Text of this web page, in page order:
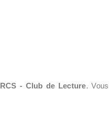
RCS - Club de Lecture. Vous